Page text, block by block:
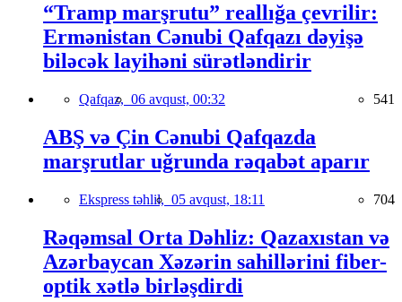
“Tramp marşrutu” reallığa çevrilir:
Ermənistan Cənubi Qafqazı dəyişə
biləcək layihəni sürətləndirir
Qafqaz, 06 avqust, 00:32 541
ABŞ və Çin Cənubi Qafqazda
marşrutlar uğrunda rəqabət aparır
Ekspress təhlil, 05 avqust, 18:11 704
Rəqəmsal Orta Dəhliz: Qazaxıstan və
Azərbaycan Xəzərin sahillərini fiber-
optik xətlə birləşdirdi